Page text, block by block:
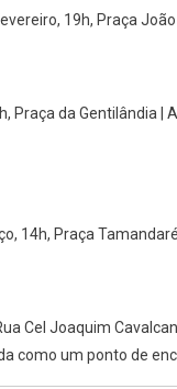
19h, Praça
Praça da Gentilândia
14h, Praça Tamandaré
Cel Joaquim
como um ponto de